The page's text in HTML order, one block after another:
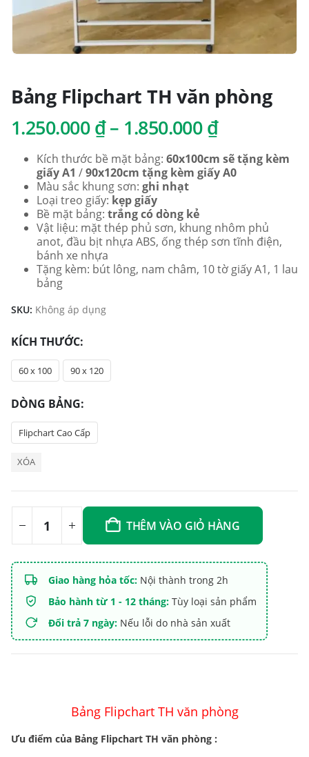
Bảng Flipchart TH văn phòng
1.250.000₫– 1.850.000₫Khoảng
từ
1.250.000
1.850.000
Kích thước bề mặt bảng: 60x100cm sẽ tặng kèm
giấy A1 /90x120cm tặng kèm giấy A0
Màu sắc khung sơn: ghi nhạt
Loại treo giấy: kẹp giấy
Bề mặt bảng: trắng có dòng kẻ
Vật liệu: mặt thép phủ sơn, khung nhôm phủ
anot, đầu bịt nhựa ABS, ống thép sơn tĩnh điện,
bánh xe nhựa
Tặng kèm: bút lông, nam châm, 10 tờ giấy A1, 1 lau
bảng
SKU: Không áp dụng
KÍCH THƯỚC
60 x 100 90 x 120
DÒNG BẢNG
Flipchart Cao Cấp
XÓA
THÊM VÀO GIỎ HÀNG
Giao hàng hỏa tốc:Nội thành trong 2h
Bảo hành từ 1 - 12 tháng:Tùy loại sản phẩm
Đổi trả 7 ngày:Nếu lỗi do nhà sản xuất
Bảng Flipchart TH văn phòng
Ưu điểm của Bảng Flipchart TH văn phòng :